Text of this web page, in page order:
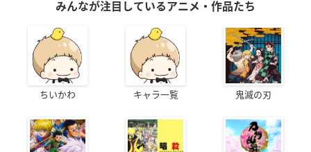
みんなが注目しているアニメ・作品たち
ちいかわ キャラ一覧 鬼滅の刃